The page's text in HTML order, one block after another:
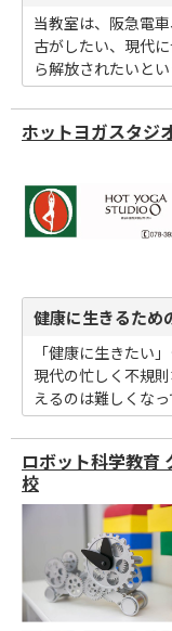
当教室は、阪急電
古がしたい、現代
ら解放されたいとい
ホットヨガスタジ
健康に生きるため
「健康に生きたい
現代の忙しく不規
えるのは難しくなっ
ロボット科学教育
校